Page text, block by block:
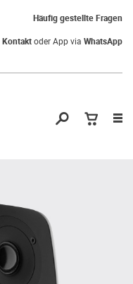
Häufig gestellte Fragen
Kontaktoder App via WhatsApp